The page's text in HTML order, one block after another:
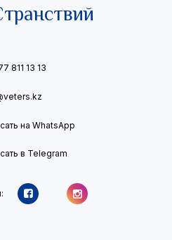
811 13 13
на WhatsApp
в Telegram